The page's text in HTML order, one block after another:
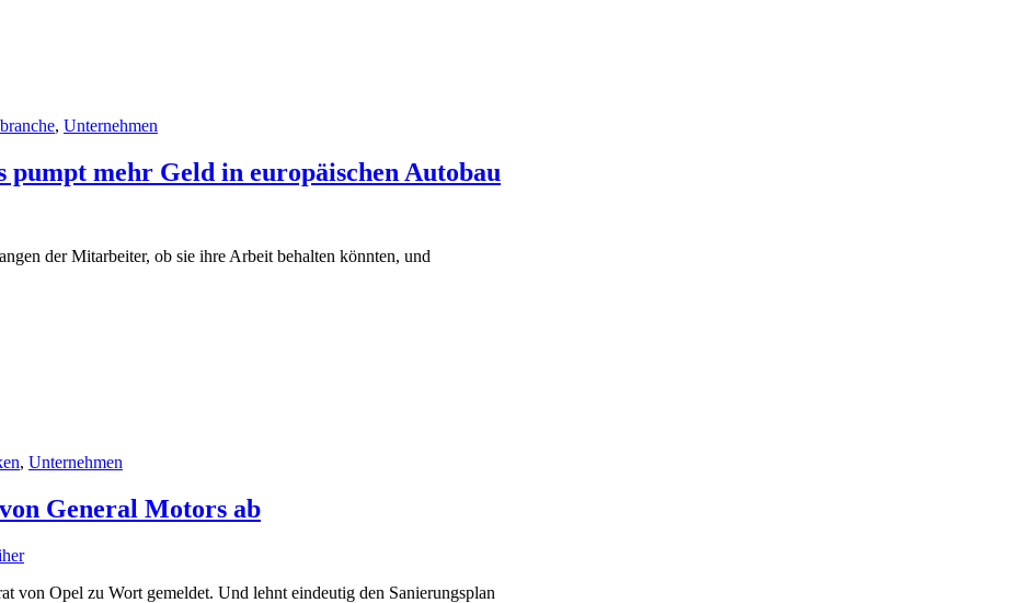
, Unternehmen
mehr Geld in europäischen Autobau
der Mitarbeiter, ob sie ihre Arbeit behalten könnten, und
, Unternehmen
General Motors ab
von Opel zu Wort gemeldet. Und lehnt eindeutig den Sanierungsplan